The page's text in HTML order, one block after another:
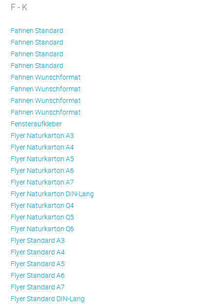
F - K
Fahnen Standard
Fahnen Standard
Fahnen Standard
Fahnen Standard
Fahnen Wunschformat
Fahnen Wunschformat
Fahnen Wunschformat
Fahnen Wunschformat
Fensteraufkleber
Flyer Naturkarton A3
Flyer Naturkarton A4
Flyer Naturkarton A5
Flyer Naturkarton A6
Flyer Naturkarton A7
Flyer Naturkarton DIN-Lang
Flyer Naturkarton Q4
Flyer Naturkarton Q5
Flyer Naturkarton Q6
Flyer Standard A3
Flyer Standard A4
Flyer Standard A5
Flyer Standard A6
Flyer Standard A7
Flyer Standard DIN-Lang